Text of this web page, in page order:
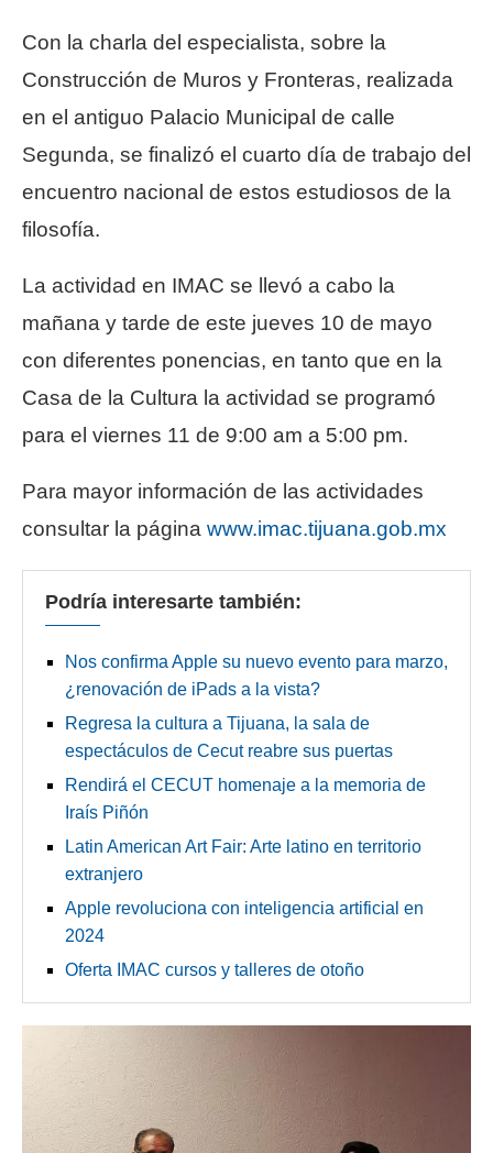
Con la charla del especialista, sobre la
Construcción de Muros y Fronteras, realizada
en el antiguo Palacio Municipal de calle
Segunda, se finalizó el cuarto día de trabajo del
encuentro nacional de estos estudiosos de la
filosofía.
La actividad en IMAC se llevó a cabo la
mañana y tarde de este jueves 10 de mayo
con diferentes ponencias, en tanto que en la
Casa de la Cultura la actividad se programó
para el viernes 11 de 9:00 am a 5:00 pm.
Para mayor información de las actividades
consultar la página www.imac.tijuana.gob.mx
Podría interesarte también:
Nos confirma Apple su nuevo evento para marzo,
¿renovación de iPads a la vista?
Regresa la cultura a Tijuana, la sala de
espectáculos de Cecut reabre sus puertas
Rendirá el CECUT homenaje a la memoria de
Iraís Piñón
Latin American Art Fair: Arte latino en territorio
extranjero
Apple revoluciona con inteligencia artificial en
2024
Oferta IMAC cursos y talleres de otoño